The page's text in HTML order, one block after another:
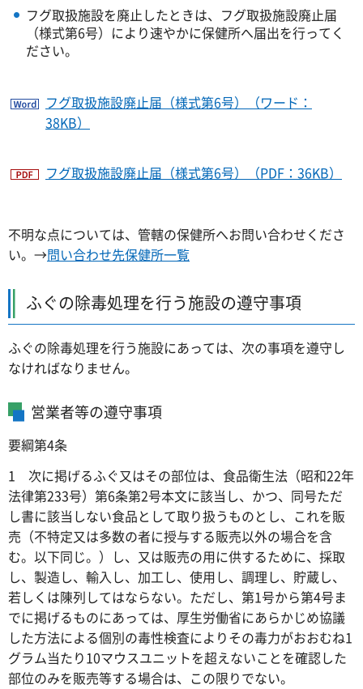
フグ取扱施設を廃止したときは、フグ取扱施設廃止届
（様式第6号）により速やかに保健所へ届出を行ってく
ださい。
フグ取扱施設廃止届（様式第6号）（ワード：
38KB）
フグ取扱施設廃止届（様式第6号）（PDF：36KB）
不明な点については、管轄の保健所へお問い合わせくださ
い。→問い合わせ先保健所一覧
ふぐの除毒処理を行う施設の遵守事項
ふぐの除毒処理を行う施設にあっては、次の事項を遵守し
なければなりません。
営業者等の遵守事項
要綱第4条
1 次に掲げるふぐ又はその部位は、食品衛生法（昭和22年
法律第233号）第6条第2号本文に該当し、かつ、同号ただ
し書に該当しない食品として取り扱うものとし、これを販
売（不特定又は多数の者に授与する販売以外の場合を含
む。以下同じ。）し、又は販売の用に供するために、採取
し、製造し、輸入し、加工し、使用し、調理し、貯蔵し、
若しくは陳列してはならない。ただし、第1号から第4号ま
でに掲げるものにあっては、厚生労働省にあらかじめ協議
した方法による個別の毒性検査によりその毒力がおおむね1
グラム当たり10マウスユニットを超えないことを確認した
部位のみを販売等する場合は、この限りでない。